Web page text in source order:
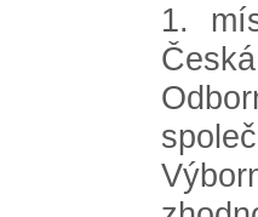
1.